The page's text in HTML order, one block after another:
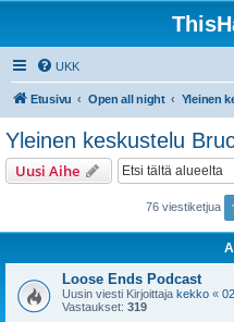
UKK
Etusivu Open all night
Yleinen keskustelu
Uusi Aihe
76 viestiketjua
Loose Ends Podcast
Uusin viesti Kirjoittaja kekko «
Vastaukset: 319